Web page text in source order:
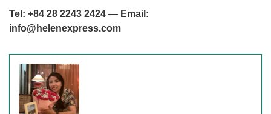
Tel: +84 28 2243 2424 — Email:
info@helenexpress.com